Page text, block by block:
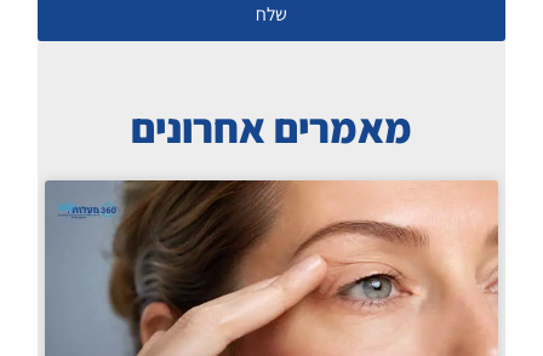
שלח
מאמרים אחרונים